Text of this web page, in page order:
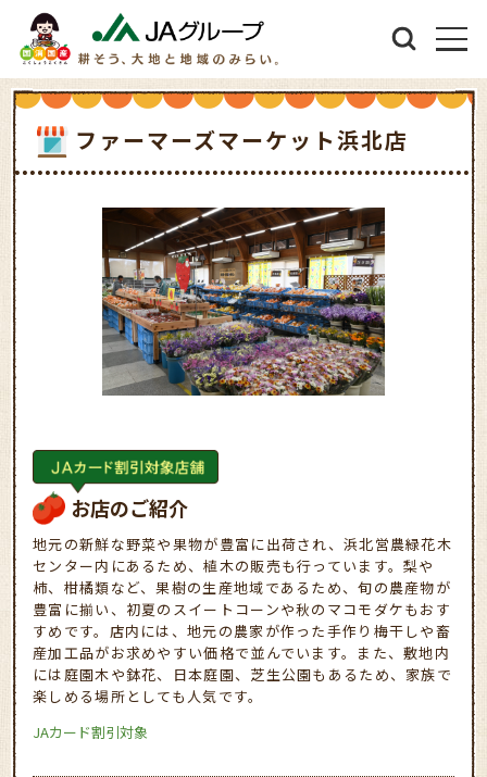
ファーマーズマーケット浜北店
お店のご紹介
地元の新鮮な野菜や果物が豊富に出荷され、浜北営農緑花木
センター内にあるため、植木の販売も行っています。梨や
柿、柑橘類など、果樹の生産地域であるため、旬の農産物が
豊富に揃い、初夏のスイートコーンや秋のマコモダケもおす
すめです。店内には、地元の農家が作った手作り梅干しや畜
産加工品がお求めやすい価格で並んでいます。また、敷地内
には庭園木や鉢花、日本庭園、芝生公園もあるため、家族で
楽しめる場所としても人気です。
JAカード割引対象